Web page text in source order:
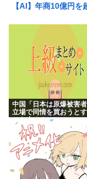
【AI】年商10億円
中国「日本は原爆被害
立場で同情を買おうと
のを止めろ」